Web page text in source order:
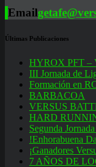
Email
Últimas Publicaciones
HYROX PFT –
III Jornada de
Formación en
BARBACOA
VERSUS
HARD
Segunda
!Enhorabuena
¡Ganadores
7 AÑOS DE